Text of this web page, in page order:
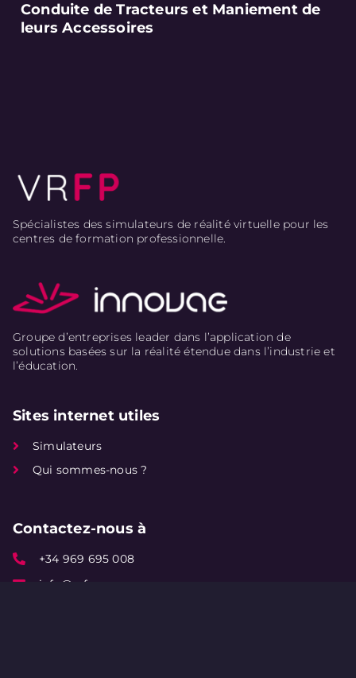
Conduite de Tracteurs et Maniement de
leurs Accessoires
Spécialistes des simulateurs de réalité virtuelle pour les
centres de formation professionnelle.
Groupe d’entreprises leader dans l’application de
solutions basées sur la réalité étendue dans l’industrie et
l’éducation.
Sites internet utiles
Simulateurs
Qui sommes-nous ?
Contactez-nous à
+34 969 695 008
info@vrfp.es